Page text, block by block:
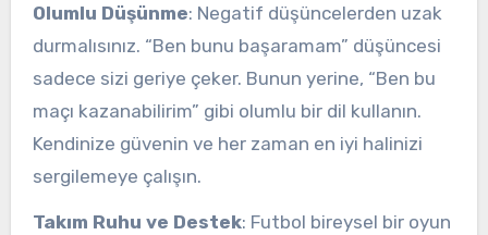
Olumlu Düşünme: Negatif düşüncelerden uzak
durmalısınız. “Ben bunu başaramam” düşüncesi
sadece sizi geriye çeker. Bunun yerine, “Ben bu
maçı kazanabilirim” gibi olumlu bir dil kullanın.
Kendinize güvenin ve her zaman en iyi halinizi
sergilemeye çalışın.
Takım Ruhu ve Destek: Futbol bireysel bir oyun